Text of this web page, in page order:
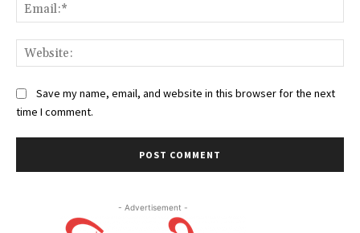
Save my name, email, and website in this browser for the next
time I comment.
- Advertisement -